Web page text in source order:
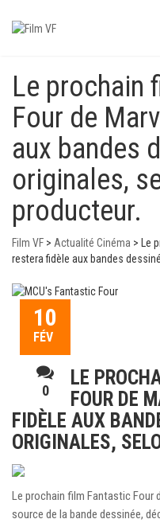
Le prochain
Four de
aux bandes
originales,
producteur.
Film VF > Actualité Cinéma >
Le
restera fidèle aux bandes
10
FÉV
0
LE
FOUR DE
FIDÈLE AUX
ORIGINALES,
Le prochain film Fantastic Four
source de la bande dessinée,